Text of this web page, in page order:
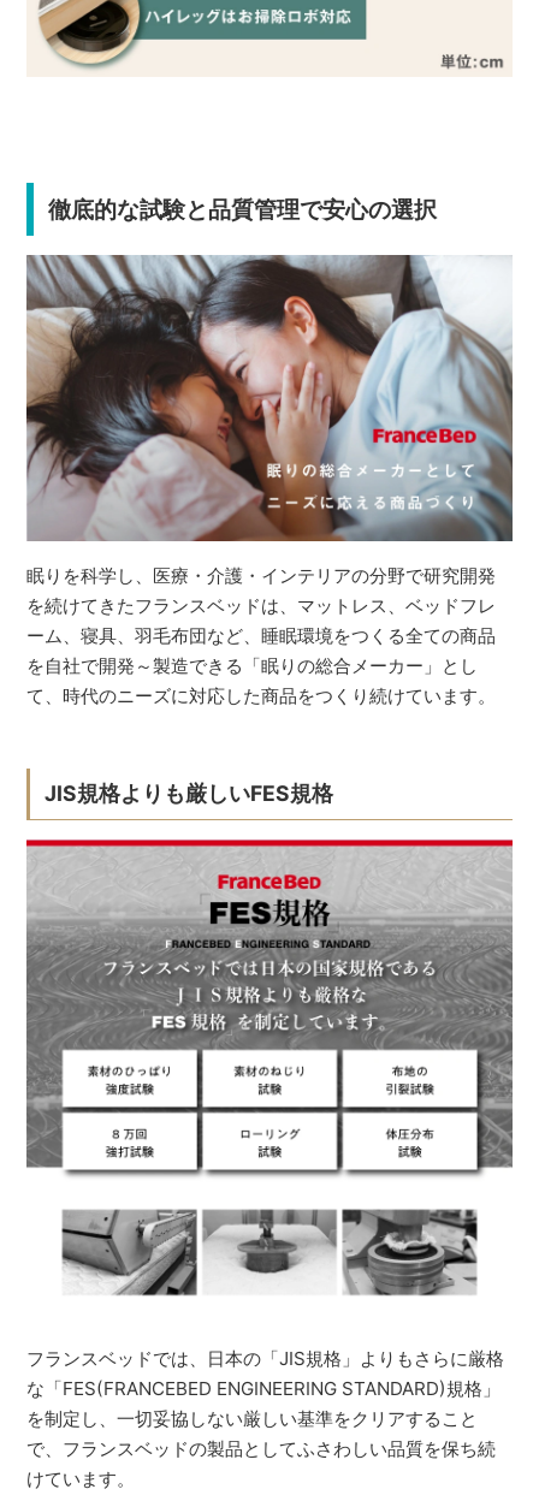
徹底的な試験と品質管理で安心の選択
眠りを科学し、医療・介護・インテリアの分野で研究開発
を続けてきたフランスベッドは、マットレス、ベッドフレ
ーム、寝具、羽毛布団など、睡眠環境をつくる全ての商品
を自社で開発～製造できる「眠りの総合メーカー」とし
て、時代のニーズに対応した商品をつくり続けています。
JIS規格よりも厳しいFES規格
フランスベッドでは、日本の「JIS規格」よりもさらに厳格
な「FES(FRANCEBED ENGINEERING STANDARD)規格」
を制定し、一切妥協しない厳しい基準をクリアすること
で、フランスベッドの製品としてふさわしい品質を保ち続
けています。